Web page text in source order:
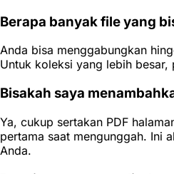
Berapa banyak file yang
Anda bisa menggabungkan
Untuk koleksi yang lebih besar,
Bisakah saya
Ya, cukup sertakan PDF
pertama saat mengunggah. Ini
Anda.